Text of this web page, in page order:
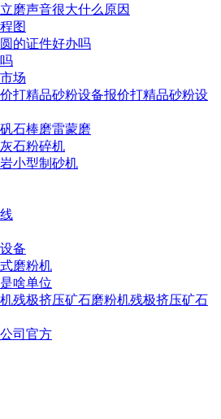
磨声音很大什么原因
图
的证件好办吗
场
打精品砂粉设备报价打精品砂粉设
石棒磨雷蒙磨
石粉碎机
小型制砂机
备
磨粉机
啥单位
残极挤压矿石磨粉机残极挤压矿石
司官方